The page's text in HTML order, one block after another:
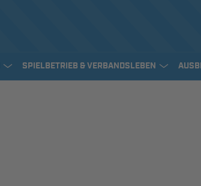
SPIELBETRIEB & VERBANDSLEBEN